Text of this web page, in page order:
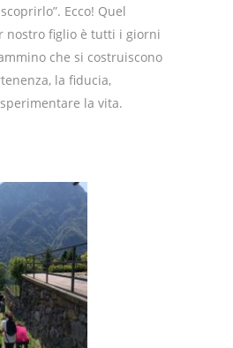
Ecco! Quel
nostro figlio è tutti i giorni
che si costruiscono
la fiducia,
la vita.